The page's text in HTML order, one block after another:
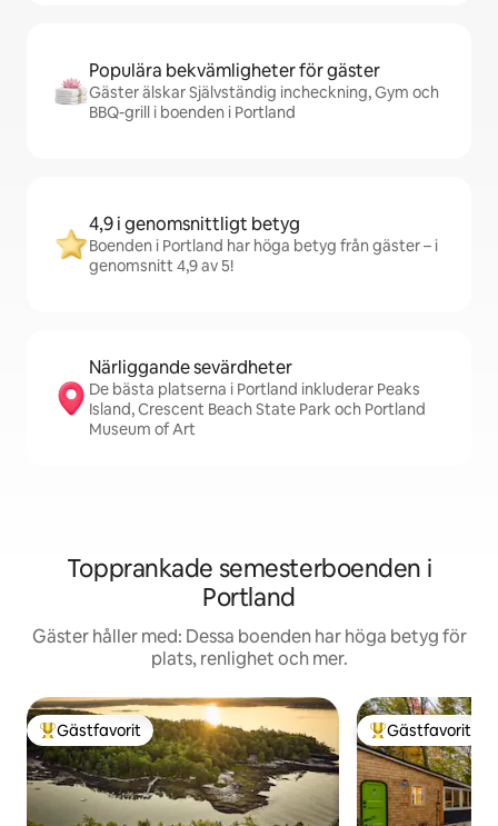
Populära bekvämligheter för gäster
Gäster älskar Självständig incheckning, Gym och
BBQ-grill i boenden i Portland
4,9 i genomsnittligt betyg
Boenden i Portland har höga betyg från gäster – i
genomsnitt 4,9 av 5!
Närliggande sevärdheter
De bästa platserna i Portland inkluderar Peaks
Island, Crescent Beach State Park och Portland
Museum of Art
Topprankade semesterboenden i
Portland
Gäster håller med: Dessa boenden har höga betyg för
plats, renlighet och mer.
Populär gästfavorit
Gästfavorit Populär
Gästfavorit